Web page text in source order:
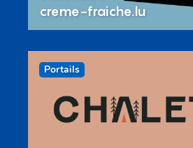
creme-fraiche.lu
Portails